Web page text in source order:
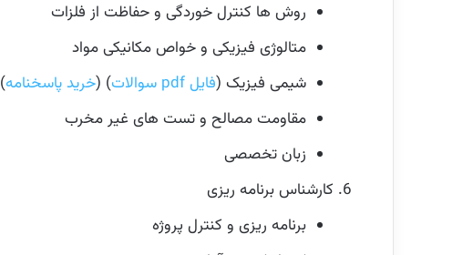
روش ها کنترل خوردگی و حفاظت از فلزات
متالوژی فیزیکی و خواص مکانیکی مواد
شیمی فیزیک (فایل pdf سوالات ) (خرید پاسخنامه)
مقاومت مصالح و تست های غیر مخرب
زبان تخصصی
کارشناس برنامه ریزی
برنامه ریزی و کنترل پروژه